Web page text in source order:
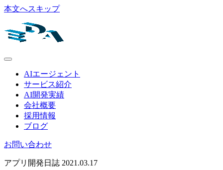
本文へスキップ
AIエージェント
サービス紹介
AI開発実績
会社概要
採用情報
ブログ
お問い合わせ
アプリ開発日誌 2021.03.17